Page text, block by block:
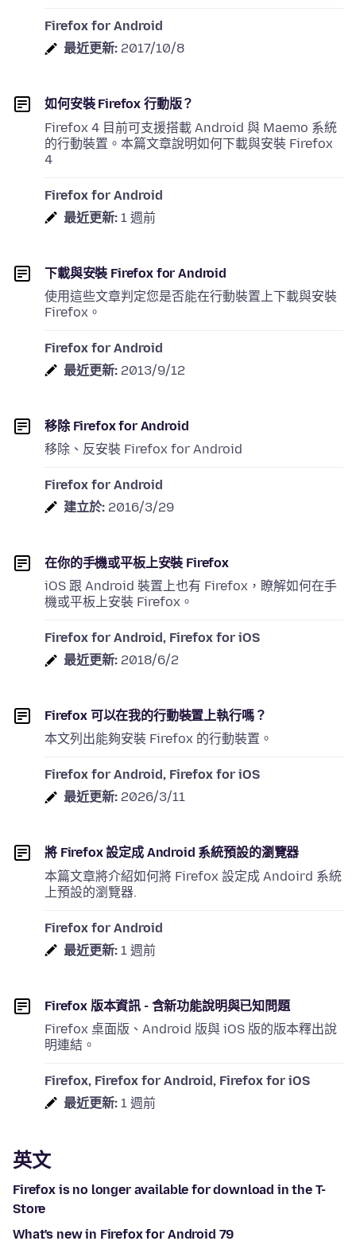
Firefox for Android
最近更新: 2017/10/8
如何安裝 Firefox 行動版？
Firefox 4 目前可支援搭載 Android 與 Maemo 系統
的行動裝置。本篇文章說明如何下載與安裝 Firefox
4
Firefox for Android
最近更新: 1 週前
下載與安裝 Firefox for Android
使用這些文章判定您是否能在行動裝置上下載與安裝
Firefox。
Firefox for Android
最近更新: 2013/9/12
移除 Firefox for Android
移除、反安裝 Firefox for Android
Firefox for Android
建立於: 2016/3/29
在你的手機或平板上安裝 Firefox
iOS 跟 Android 裝置上也有 Firefox，瞭解如何在手
機或平板上安裝 Firefox。
Firefox for Android, Firefox for iOS
最近更新: 2018/6/2
Firefox 可以在我的行動裝置上執行嗎？
本文列出能夠安裝 Firefox 的行動裝置。
Firefox for Android, Firefox for iOS
最近更新: 2026/3/11
將 Firefox 設定成 Android 系統預設的瀏覽器
本篇文章將介紹如何將 Firefox 設定成 Andoird 系統
上預設的瀏覽器.
Firefox for Android
最近更新: 1 週前
Firefox 版本資訊 - 含新功能說明與已知問題
Firefox 桌面版、Android 版與 iOS 版的版本釋出說
明連結。
Firefox, Firefox for Android, Firefox for iOS
最近更新: 1 週前
英文
Firefox is no longer available for download in the T-
Store
What's new in Firefox for Android 79